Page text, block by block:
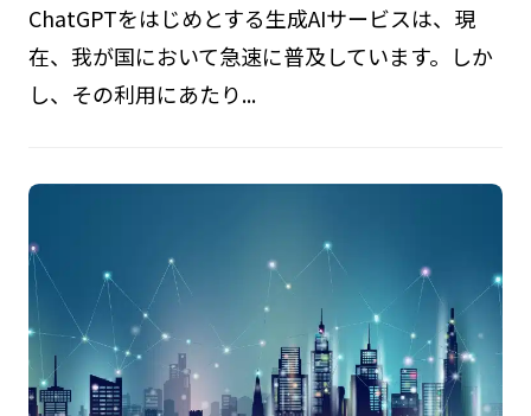
ChatGPTをはじめとする生成AIサービスは、現
在、我が国において急速に普及しています。しか
し、その利用にあたり...